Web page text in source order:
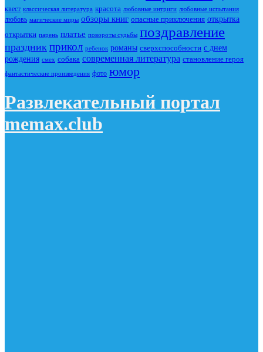
квест классическая литература красота любовные интриги любовные испытания
любовь магические миры обзоры книг опасные приключения открытка
открытки парень платье повороты судьбы поздравление
праздник прикол ребенок романы сверхспособности с днем
рождения смех собака современная литература становление героя
фантастические произведения фото юмор
Развлекательный портал
memax.club